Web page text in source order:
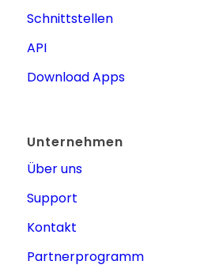
Schnittstellen
API
Download Apps
Unternehmen
Über uns
Support
Kontakt
Partnerprogramm